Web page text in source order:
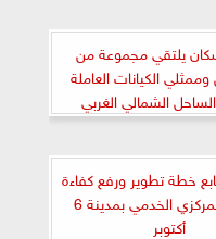
يلتقي مجموعة من
الكيانات العاملة
الشمالي الغربي
خطة تطوير ورفع كفاءة
المحور المركزي الخدمي بمدينة 6
أكتوبر